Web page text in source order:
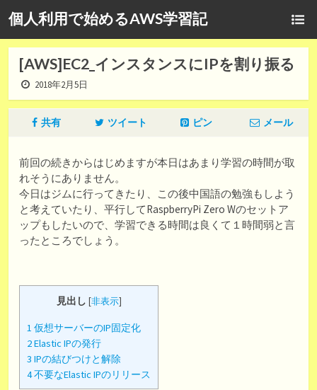
個人利用で始めるAWS学習記
[AWS]EC2_インスタンスにIPを割り振る
2018年2月5日
共有 ツイート ピン メール
前回の続きからはじめますが本日はあまり学習の時間が取
れそうにありません。
今日はジムに行ってきたり、この後中国語の勉強もしよう
と考えていたり、平行してRaspberryPi Zero Wのセットア
ップもしたいので、学習できる時間は良くて１時間弱と言
ったところでしょう。
見出し [非表示]
1 仮想サーバーのIP固定化
2Elastic IPの発行
3 IPの結びつけと解除
4不要なElastic IPのリリース